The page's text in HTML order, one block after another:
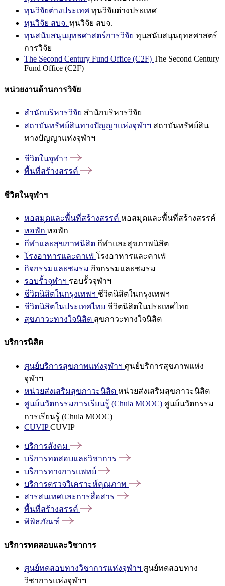
ทุนวิจัยต่างประเทศ ทุนวิจัยต่างประเทศ
ทุนวิจัย สบจ. ทุนวิจัย สบจ.
ทุนสนับสนุนยุทธศาสตร์การวิจัย ทุนสนับสนุนยุทธศาสตร์
การวิจัย
The Second Century Fund Office (C2F) The Second Century
Fund Office (C2F)
หน่วยงานด้านการวิจัย
สำนักบริหารวิจัย สำนักบริหารวิจัย
สถาบันทรัพย์สินทางปัญญาแห่งจุฬาฯ สถาบันทรัพย์สิน
ทางปัญญาแห่งจุฬาฯ
ชีวิตในจุฬาฯ
พื้นที่สร้างสรรค์
ชีวิตในจุฬาฯ
หอสมุดและพื้นที่สร้างสรรค์ หอสมุดและพื้นที่สร้างสรรค์
หอพัก หอพัก
กีฬาและสุขภาพนิสิต กีฬาและสุขภาพนิสิต
โรงอาหารและคาเฟ่ โรงอาหารและคาเฟ่
กิจกรรมและชมรม กิจกรรมและชมรม
รอบรั้วจุฬาฯ รอบรั้วจุฬาฯ
ชีวิตนิสิตในกรุงเทพฯ ชีวิตนิสิตในกรุงเทพฯ
ชีวิตนิสิตในประเทศไทย ชีวิตนิสิตในประเทศไทย
สุขภาวะทางใจนิสิต สุขภาวะทางใจนิสิต
บริการนิสิต
ศูนย์บริการสุขภาพแห่งจุฬาฯ ศูนย์บริการสุขภาพแห่ง
จุฬาฯ
หน่วยส่งเสริมสุขภาวะนิสิต หน่วยส่งเสริมสุขภาวะนิสิต
ศูนย์นวัตกรรมการเรียนรู้ (Chula MOOC) ศูนย์นวัตกรรม
การเรียนรู้ (Chula MOOC)
CUVIPCUVIP
บริการสังคม
บริการทดสอบและวิชาการ
บริการทางการแพทย์
บริการตรวจวิเคราะห์คุณภาพ
สารสนเทศและการสื่อสาร
พื้นที่สร้างสรรค์
พิพิธภัณฑ์
บริการทดสอบและวิชาการ
ศูนย์ทดสอบทางวิชาการแห่งจุฬาฯ ศูนย์ทดสอบทาง
วิชาการแห่งจุฬาฯ